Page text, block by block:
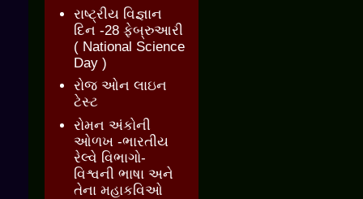
રાષ્ટ્રીય વિજ્ઞાન
દિન -28 ફેબ્રુઆરી
( National Science
Day )
રોજ ઓન લાઇન
ટેસ્ટ
રોમન અંકોની
ઓળખ -ભારતીય
રેલ્વે વિભાગો-
વિશ્વની ભાષા અને
તેના મહાકવિઓ